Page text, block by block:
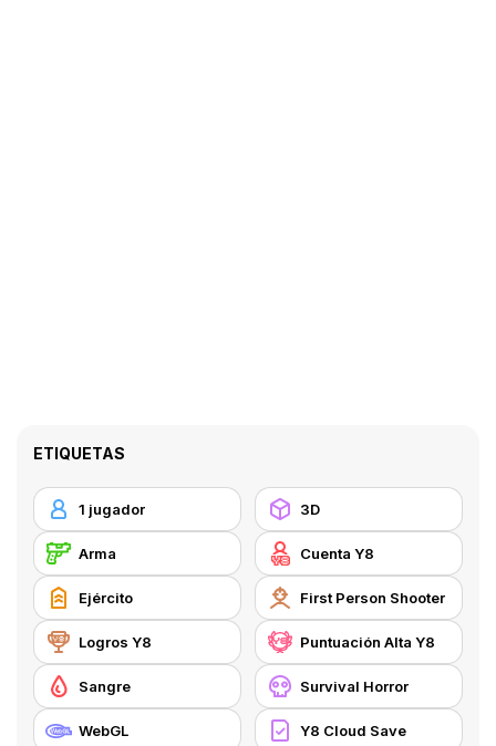
ETIQUETAS
1 jugador 3D
Arma Cuenta Y8
Ejército First Person Shooter
Logros Y8 Puntuación Alta Y8
Sangre Survival Horror
WebGL Y8 Cloud Save